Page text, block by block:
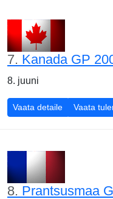
7. Kanada GP
8. juuni
Vaata detaileKanada GP
Vaata
8. Prantsusmaa